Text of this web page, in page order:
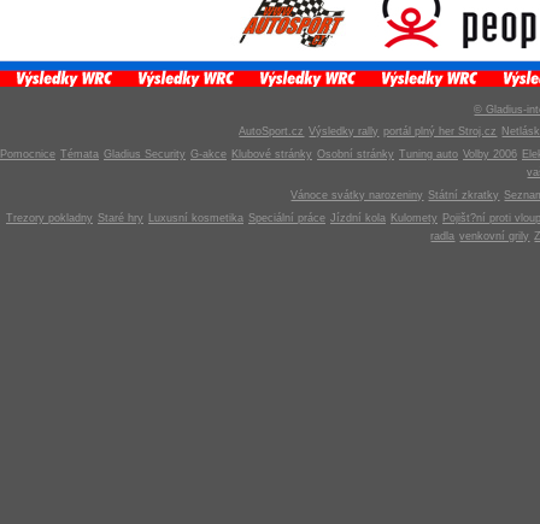
© Gladius-
AutoSport.cz Výsledky rally portál plný her Stroj.cz
Pomocnice Témata Gladius Security G-akce Klubové stránky Osobní stránky Tuning auto Volby 2006
Vánoce svátky narozeniny Státní zkratky
Trezory pokladny Staré hry Luxusní kosmetika Speciální práce Jízdní kola Kulomety
Pojišt?ní proti
radla venkovní grily